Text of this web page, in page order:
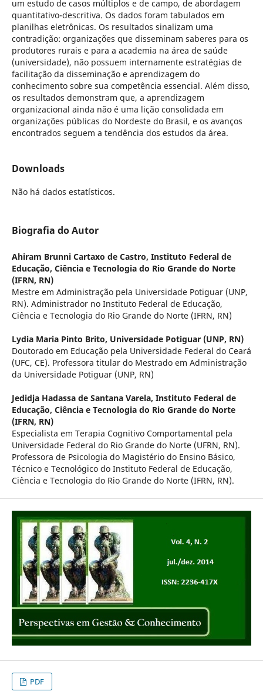
um estudo de casos múltiplos e de campo, de abordagem
quantitativo-descritiva. Os dados foram tabulados em
planilhas eletrônicas. Os resultados sinalizam uma
contradição: organizações que disseminam saberes para os
produtores rurais e para a academia na área de saúde
(universidade), não possuem internamente estratégias de
facilitação da disseminação e aprendizagem do
conhecimento sobre sua competência essencial. Além disso,
os resultados demonstram que, a aprendizagem
organizacional ainda não é uma lição consolidada em
organizações públicas do Nordeste do Brasil, e os avanços
encontrados seguem a tendência dos estudos da área.
Downloads
Não há dados estatísticos.
Biografia do Autor
Ahiram Brunni Cartaxo de Castro, Instituto Federal de
Educação, Ciência e Tecnologia do Rio Grande do Norte
(IFRN, RN)
Mestre em Administração pela Universidade Potiguar (UNP,
RN). Administrador no Instituto Federal de Educação,
Ciência e Tecnologia do Rio Grande do Norte (IFRN, RN)
Lydia Maria Pinto Brito, Universidade Potiguar (UNP, RN)
Doutorado em Educação pela Universidade Federal do Ceará
(UFC, CE). Professora titular do Mestrado em Administração
da Universidade Potiguar (UNP, RN)
Jedidja Hadassa de Santana Varela, Instituto Federal de
Educação, Ciência e Tecnologia do Rio Grande do Norte
(IFRN, RN)
Especialista em Terapia Cognitivo Comportamental pela
Universidade Federal do Rio Grande do Norte (UFRN, RN).
Professora de Psicologia do Magistério do Ensino Básico,
Técnico e Tecnológico do Instituto Federal de Educação,
Ciência e Tecnologia do Rio Grande do Norte (IFRN, RN).
PDF